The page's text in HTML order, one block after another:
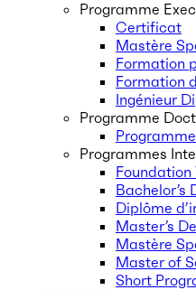
Programme
Certificat
Mastère
Formation
Formation
Ingénieur
Programme
Programmes
Foundation
Bachelor’s
Diplôme
Master’s
Mastère
Master of
Short